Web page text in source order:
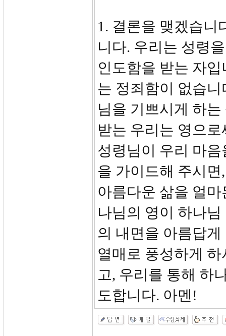
1. 결론을 맺겠습니
니다. 우리는 성령
인도함을 받는 자
는 정죄함이 없습
님을 기쁘시게 하
받는 우리는 영으
성령님이 우리 마
을 가이드해 주시
아름다운 삶을 얼
나님의 영이 하나
의 내면을 아름답
열매로 풍성하게
고, 우리를 통해 하
도합니다. 아멘!